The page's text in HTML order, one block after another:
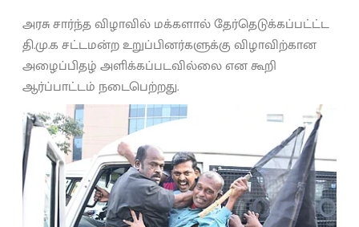
அரசு சார்ந்த விழாவில் மக்களால் தேர்தெடுக்கப்பட்ட்ட
தி.மு.க சட்டமன்ற உறுப்பினர்களுக்கு விழாவிற்கான
அழைப்பிதழ் அளிக்கப்படவில்லை என கூறி
ஆர்ப்பாட்டம் நடைபெற்றது.